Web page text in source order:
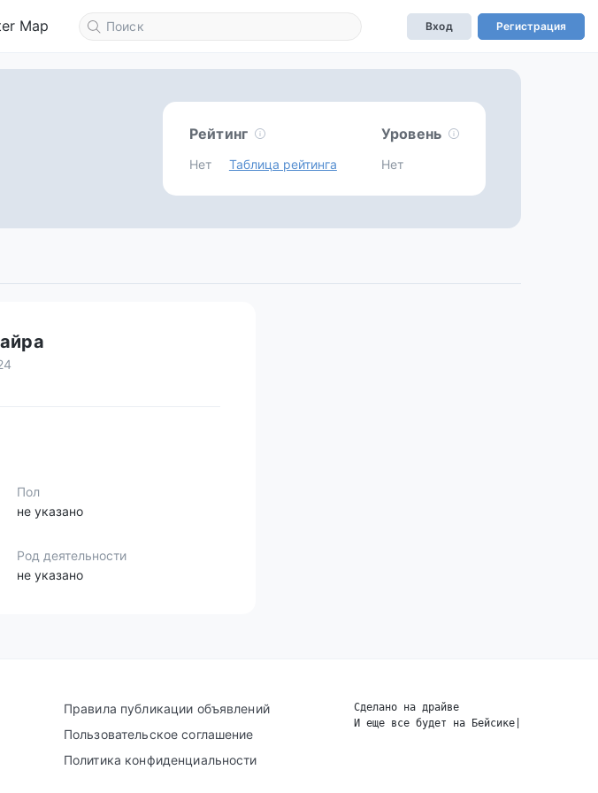
Map Вход Регистрация
Рейтинг
Нет Таблица рейтинга
Уровень
Нет
Пол
не указано
Род деятельности
не указано
Правила публикации объявлений
Пользовательское соглашение
Политика конфиденциальности
Сделано на драйве
И еще все будет на Бейсике